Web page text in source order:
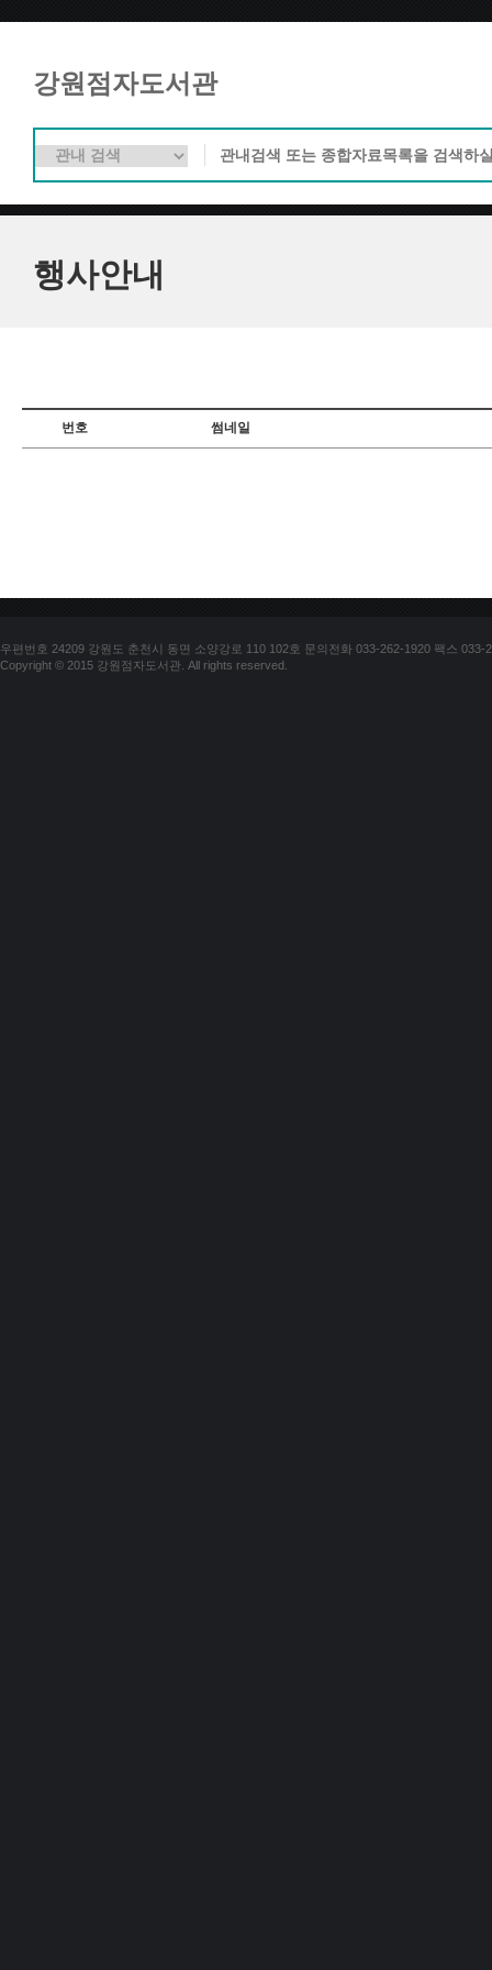
강원점자도서관
행사안내
번호 썸네일
우편번호 24209 강원도 춘천시 동면 소양강로 110 102호 문의전화 033-262-1920 팩스 033-
Copyright © 2015 강원점자도서관. All rights reserved.